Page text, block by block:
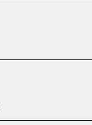
Obi for men
THE YARD